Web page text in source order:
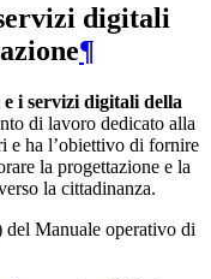
digitali
¶
i servizi digitali della
di lavoro dedicato alla
e ha l’obiettivo di fornire
la progettazione e la
la cittadinanza.
del Manuale operativo di